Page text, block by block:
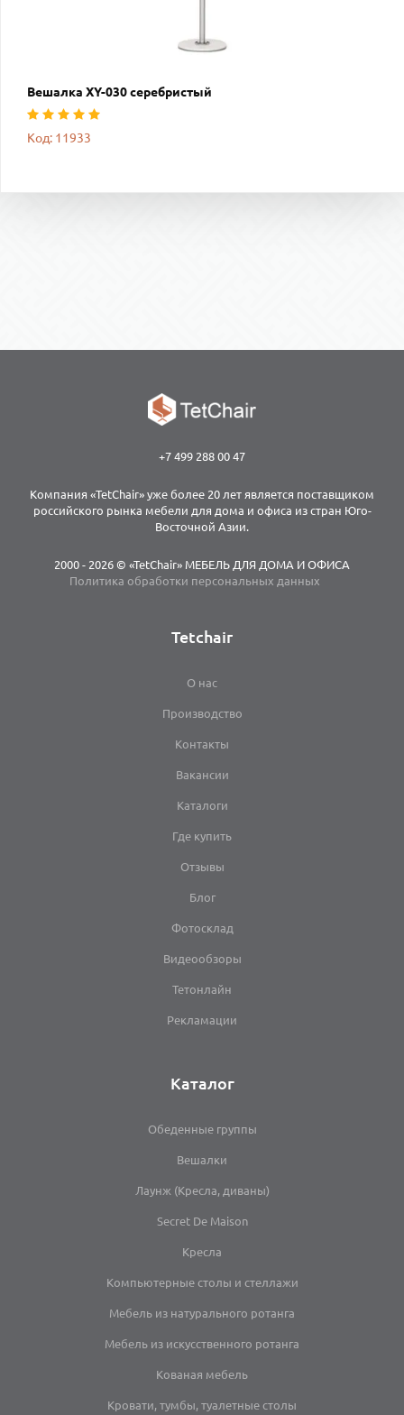
Вешалка XY-030 серебристый
Код: 11933
+7 499 288 00 47
Компания «TetChair» уже более 20 лет является поставщиком
российского рынка мебели для дома и офиса из стран Юго-
Восточной Азии.
2000 - 2026 © «TetChair» МЕБЕЛЬ ДЛЯ ДОМА И ОФИСА
Политика обработки персональных данных
Tetchair
О нас
Производство
Контакты
Вакансии
Каталоги
Где купить
Отзывы
Блог
Фотосклад
Видеообзоры
Тетонлайн
Рекламации
Каталог
Обеденные группы
Вешалки
Лаунж (Кресла, диваны)
Secret De Maison
Кресла
Компьютерные столы и стеллажи
Мебель из натурального ротанга
Мебель из искусственного ротанга
Кованая мебель
Кровати, тумбы, туалетные столы